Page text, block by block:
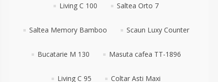
Living C 100 Saltea Orto 7
Saltea Memory Bamboo Scaun Luxy Counter
Bucatarie M 130 Masuta cafea TT-1896
Living C 95 Coltar Asti Maxi